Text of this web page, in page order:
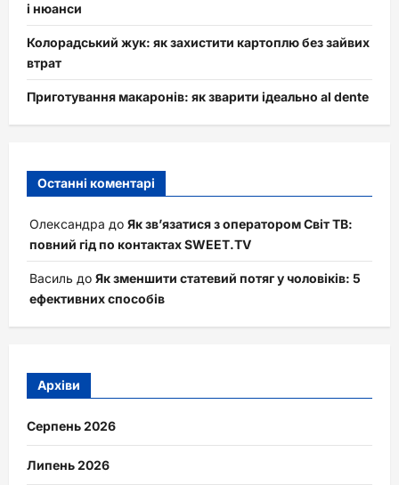
і нюанси
Колорадський жук: як захистити картоплю без зайвих
втрат
Приготування макаронів: як зварити ідеально al dente
Останні коментарі
Олександра до Як зв’язатися з оператором Світ ТВ:
повний гід по контактах SWEET.TV
Василь до Як зменшити статевий потяг у чоловіків: 5
ефективних способів
Архіви
Серпень 2026
Липень 2026